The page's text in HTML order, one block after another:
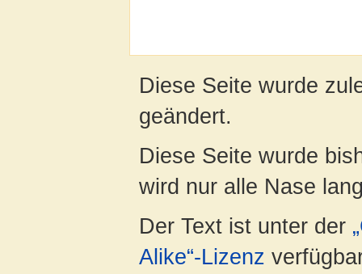
Diese Seite wurde
geändert.
Diese Seite wurde
wird nur alle Nase
Der Text ist unter der
Alike“-Lizenz